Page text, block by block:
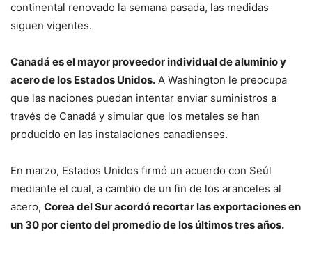
continental renovado la semana pasada, las medidas
siguen vigentes.
Canadá es el mayor proveedor individual de aluminio y
acero de los Estados Unidos. A Washington le preocupa
que las naciones puedan intentar enviar suministros a
través de Canadá y simular que los metales se han
producido en las instalaciones canadienses.
En marzo, Estados Unidos firmó un acuerdo con Seúl
mediante el cual, a cambio de un fin de los aranceles al
acero, Corea del Sur acordó recortar las exportaciones en
un 30 por ciento del promedio de los últimos tres años.